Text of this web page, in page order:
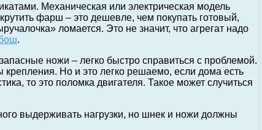
Механическая или электрическая модель
фарш – это дешевле, чем покупать готовый,
ломается. Это не значит, что агрегат надо
.
ножи – легко быстро справиться с проблемой.
Но и это легко решаемо, если дома есть
то это поломка двигателя. Такое может случиться
выдерживать нагрузки, но шнек и ножи должны